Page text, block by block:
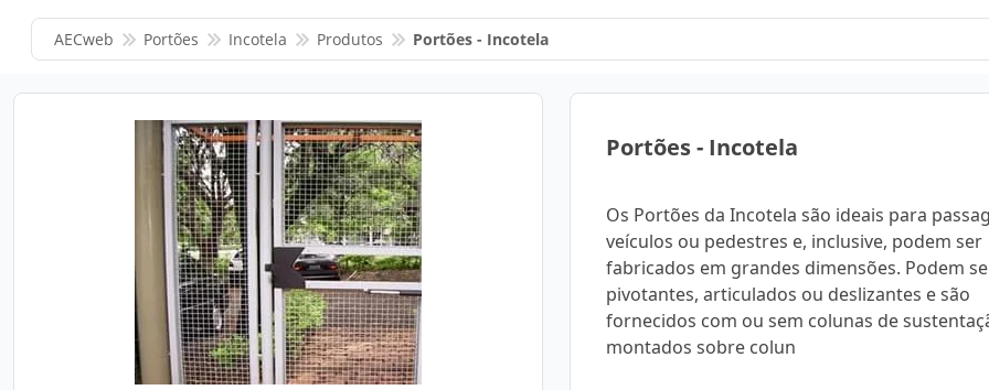
AECweb Portões Incotela Produtos Portões - Incotela
Portões - Incotela
Os Portões da Incotela são ideais para
veículos ou pedestres e, inclusive, podem ser
fabricados em grandes dimensões. Podem
pivotantes, articulados ou deslizantes e são
fornecidos com ou sem colunas de
montados sobre colun